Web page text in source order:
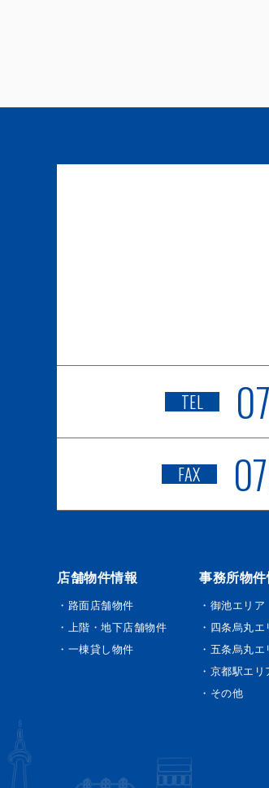
TEL
FAX
店舗物件情報
・路面店舗物件
・上階・地下店舗物件
・一棟貸し物件
事務所物件
・御池エリア
・四条烏丸エ
・五条烏丸エ
・京都駅エリ
・その他